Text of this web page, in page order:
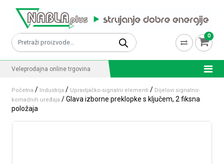
Pretraži: 0
Veleprodajna online trgovina
Početna / Industrija / Upravljačko-signalni elementi / Dijelovi signalno-
komadnih uređaja / Glava izborne preklopke s ključem, 2 fiksna
položaja